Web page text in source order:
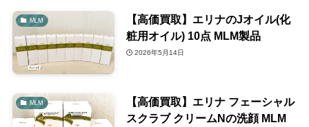
MLM
【高価買取】エリナのJオイル(化
粧用オイル) 10点 MLM製品
2026年5月14日
MLM
【高価買取】エリナ フェーシャル
スクラブ クリームNの洗顔 MLM